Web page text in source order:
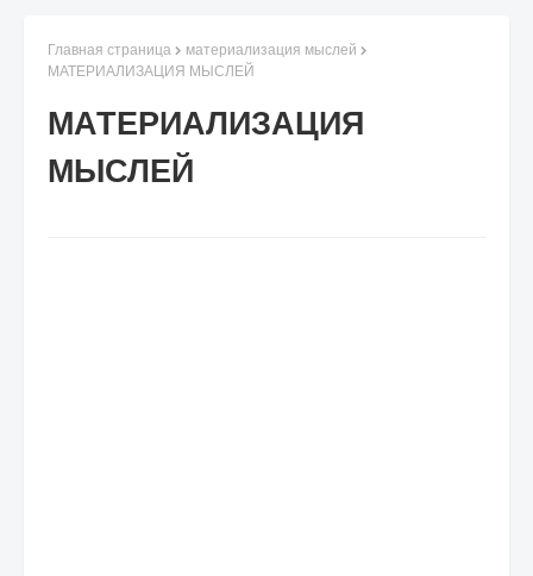
Главная страница
материализация мыслей
МАТЕРИАЛИЗАЦИЯ МЫСЛЕЙ
МАТЕРИАЛИЗАЦИЯ
МЫСЛЕЙ